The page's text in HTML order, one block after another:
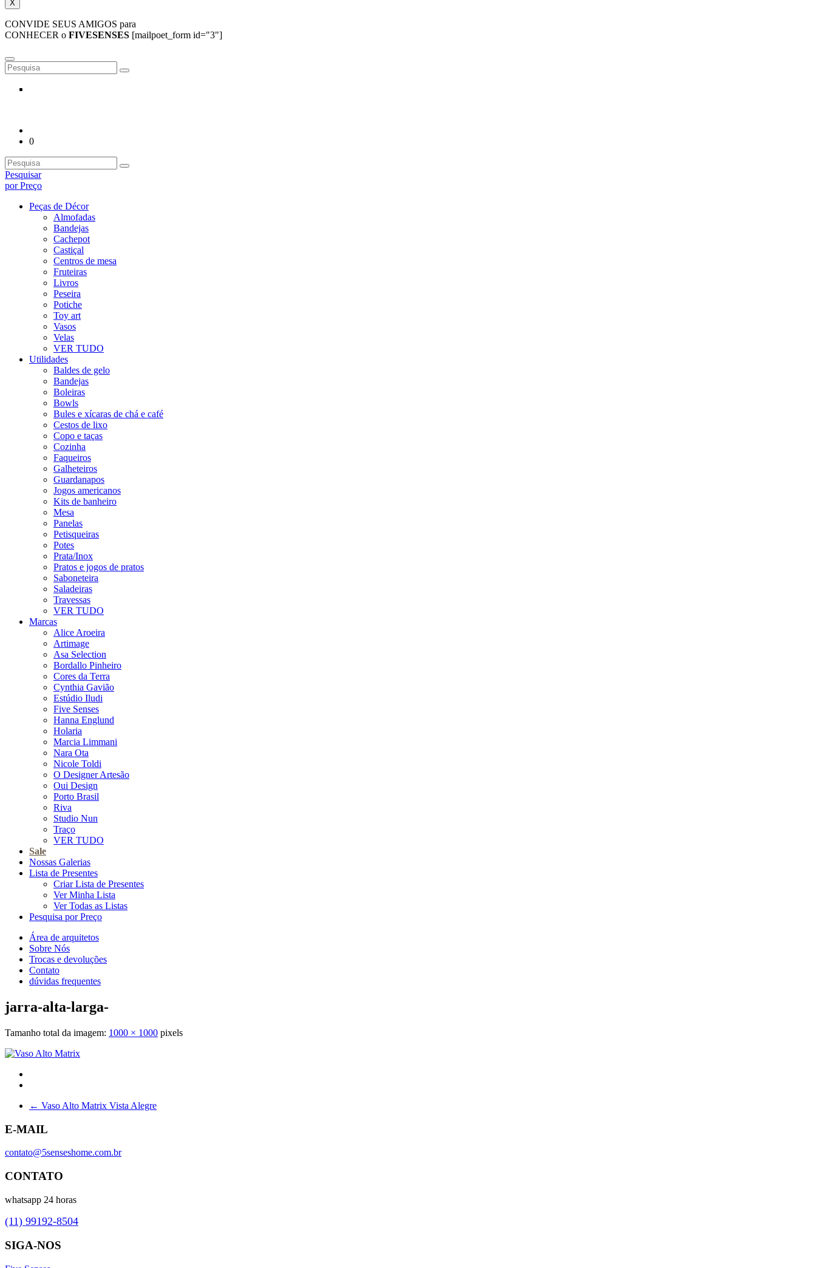
X
CONVIDE SEUS AMIGOS para
CONHECER o FIVESENSES [mailpoet_form id="3"]
0
Pesquisar
por Preço
Peças de Décor
Almofadas
Bandejas
Cachepot
Castiçal
Centros de mesa
Fruteiras
Livros
Peseira
Potiche
Toy art
Vasos
Velas
VER TUDO
Utilidades
Baldes de gelo
Bandejas
Boleiras
Bowls
Bules e xícaras de chá e café
Cestos de lixo
Copo e taças
Cozinha
Faqueiros
Galheteiros
Guardanapos
Jogos americanos
Kits de banheiro
Mesa
Panelas
Petisqueiras
Potes
Prata/Inox
Pratos e jogos de pratos
Saboneteira
Saladeiras
Travessas
VER TUDO
Marcas
Alice Aroeira
Artimage
Asa Selection
Bordallo Pinheiro
Cores da Terra
Cynthia Gavião
Estúdio Iludi
Five Senses
Hanna Englund
Holaria
Marcia Limmani
Nara Ota
Nicole Toldi
O Designer Artesão
Oui Design
Porto Brasil
Riva
Studio Nun
Traço
VER TUDO
Sale
Nossas Galerias
Lista de Presentes
Criar Lista de Presentes
Ver Minha Lista
Ver Todas as Listas
Pesquisa por Preço
Área de arquitetos
Sobre Nós
Trocas e devoluções
Contato
dúvidas frequentes
jarra-alta-larga-
Tamanho total da imagem: 1000 × 1000 pixels
← Vaso Alto Matrix Vista Alegre
E-MAIL
contato@5senseshome.com.br
CONTATO
whatsapp 24 horas
(11) 99192-8504
SIGA-NOS